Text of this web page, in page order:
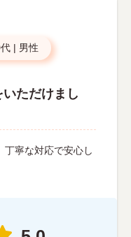
| 男性
ただけまし
丁寧な対応で安心し